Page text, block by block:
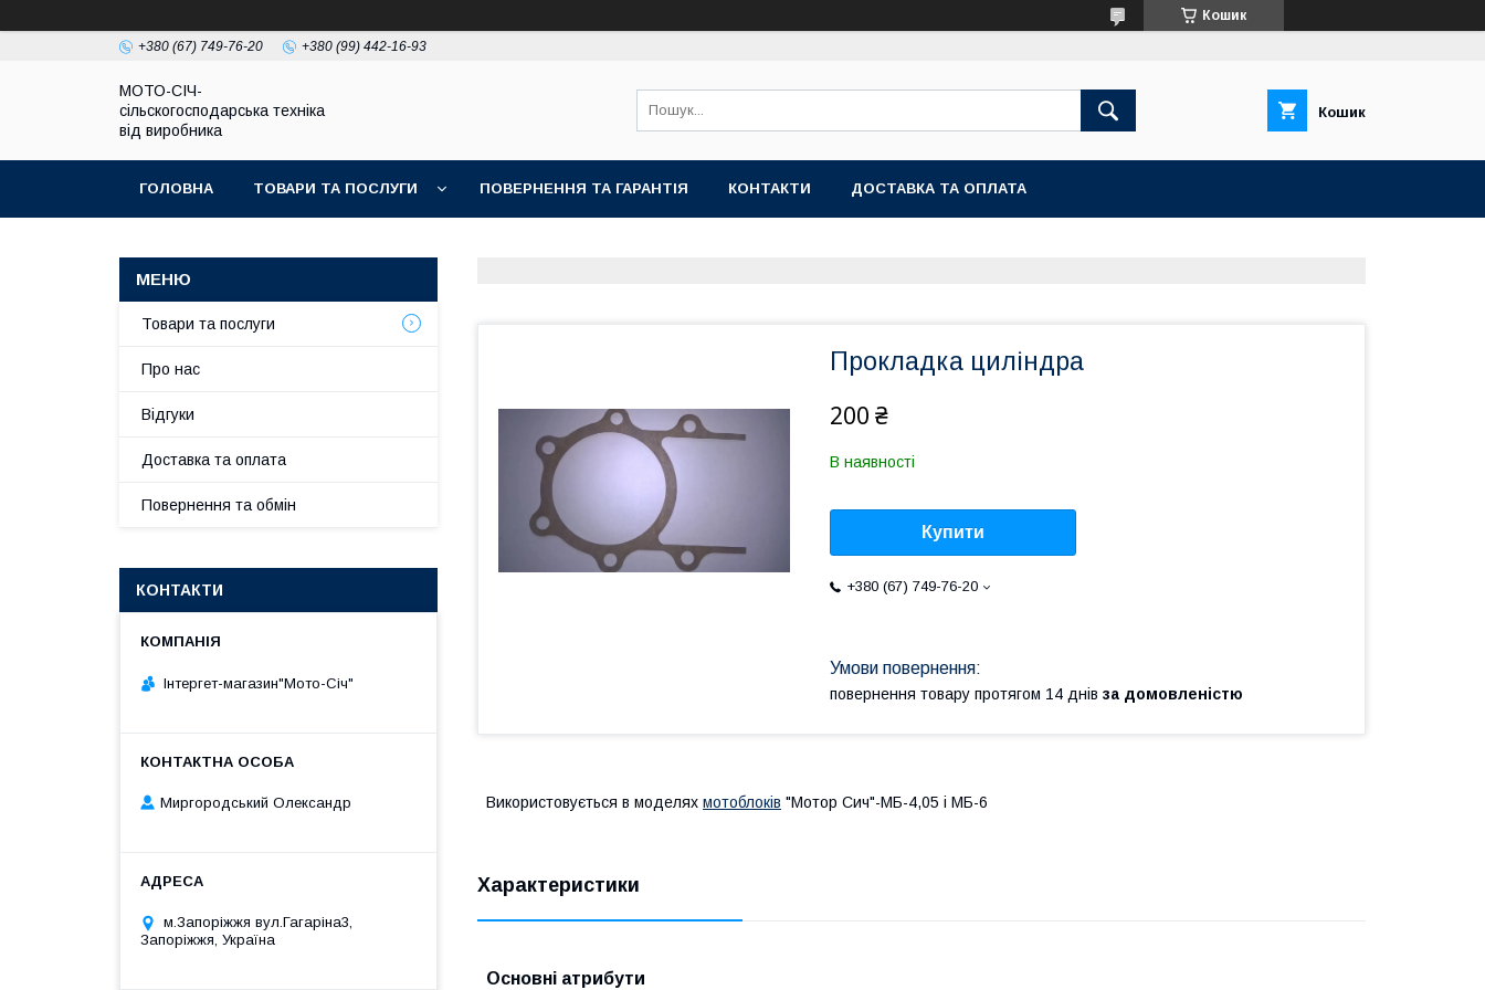
Кошик
+380 (67) 749-76-20 +380 (99) 442-16-93
МОТО-СІЧ-
сільскогосподарська техніка
від виробника
Кошик
ГОЛОВНА ТОВАРИ ТА ПОСЛУГИ ПОВЕРНЕННЯ ТА ГАРАНТІЯ КОНТАКТИ ДОСТАВКА ТА ОПЛАТА
Прокладка циліндра
200 ₴
В наявності
Купити
+380 (67) 749-76-20
повернення товару протягом 14 днів за домовленістю
Використовується в моделях мотоблоків "Мотор Сич"-МБ-4,05 і МБ-6
Характеристики
Основні атрибути
Товари та послуги
Про нас
Відгуки
Доставка та оплата
Повернення та обмін
КОНТАКТИ
Інтергет-магазин"Мото-Січ"
Миргородський Олександр
м.Запоріжжя вул.Гагаріна3,
Запоріжжя, Україна